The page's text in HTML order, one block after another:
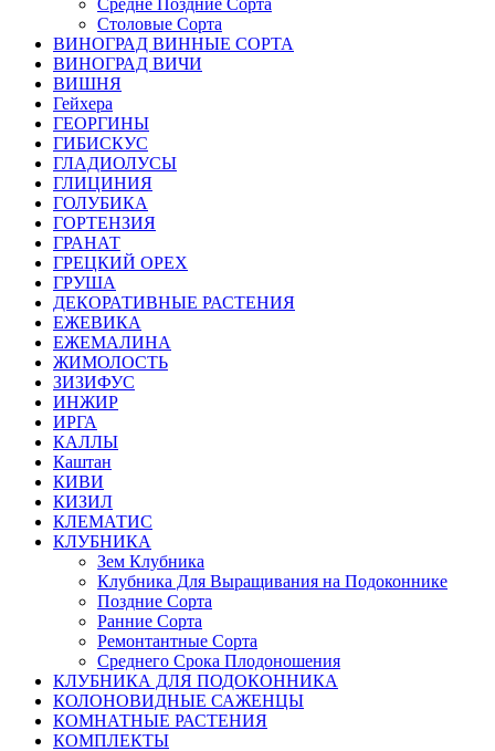
Средне Поздние Сорта
Столовые Сорта
ВИНОГРАД ВИННЫЕ СОРТА
ВИНОГРАД ВИЧИ
ВИШНЯ
Гейхера
ГЕОРГИНЫ
ГИБИСКУС
ГЛАДИОЛУСЫ
ГЛИЦИНИЯ
ГОЛУБИКА
ГОРТЕНЗИЯ
ГРАНАТ
ГРЕЦКИЙ ОРЕХ
ГРУША
ДЕКОРАТИВНЫЕ РАСТЕНИЯ
ЕЖЕВИКА
ЕЖЕМАЛИНА
ЖИМОЛОСТЬ
ЗИЗИФУС
ИНЖИР
ИРГА
КАЛЛЫ
Каштан
КИВИ
КИЗИЛ
КЛЕМАТИС
КЛУБНИКА
Зем Клубника
Клубника Для Выращивания на Подоконнике
Поздние Сорта
Ранние Сорта
Ремонтантные Сорта
Среднего Срока Плодоношения
КЛУБНИКА ДЛЯ ПОДОКОННИКА
КОЛОНОВИДНЫЕ САЖЕНЦЫ
КОМНАТНЫЕ РАСТЕНИЯ
КОМПЛЕКТЫ